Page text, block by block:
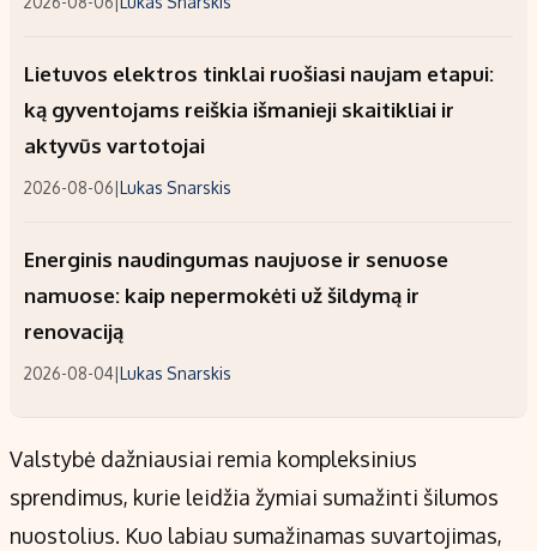
Lietuvos elektros tinklai ruošiasi naujam etapui:
ką gyventojams reiškia išmanieji skaitikliai ir
aktyvūs vartotojai
2026-08-06|Lukas Snarskis
Energinis naudingumas naujuose ir senuose
namuose: kaip nepermokėti už šildymą ir
renovaciją
2026-08-04|Lukas Snarskis
Valstybė dažniausiai remia kompleksinius
sprendimus, kurie leidžia žymiai sumažinti šilumos
nuostolius. Kuo labiau sumažinamas suvartojimas,